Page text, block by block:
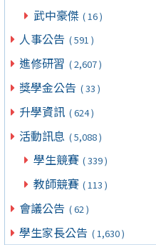
武中豪傑 ( 16 )
人事公告 ( 591 )
進修研習 ( 2,607 )
獎學金公告 ( 33 )
升學資訊 ( 624 )
活動訊息 ( 5,088 )
學生競賽 ( 339 )
教師競賽 ( 113 )
會議公告 ( 62 )
學生家長公告 ( 1,630 )